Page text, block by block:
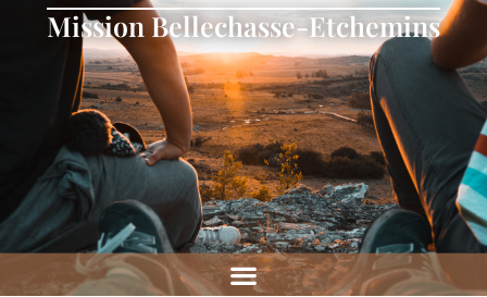
Mission Bellechasse-Etchemins